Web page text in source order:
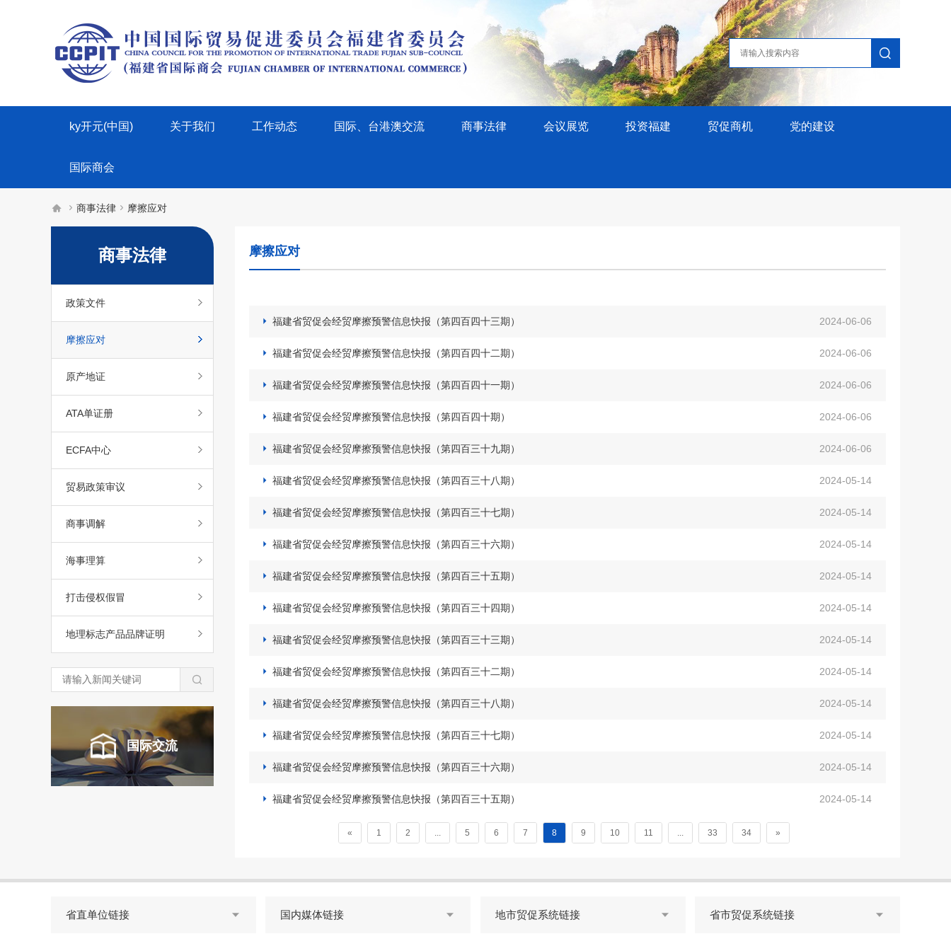
ky开元(中国) 关于我们 工作动态 国际、台港澳交流 商事法律 会议展览 投资福建 贸促商机 党的建设
国际商会
  商事法律  摩擦应对
商事法律
政策文件
摩擦应对
原产地证
ATA单证册
ECFA中心
贸易政策审议
商事调解
海事理算
打击侵权假冒
地理标志产品品牌证明
国际交流
摩擦应对
 福建省贸促会经贸摩擦预警信息快报（第四百四十三期） 2024-06-06
 福建省贸促会经贸摩擦预警信息快报（第四百四十二期） 2024-06-06
 福建省贸促会经贸摩擦预警信息快报（第四百四十一期） 2024-06-06
 福建省贸促会经贸摩擦预警信息快报（第四百四十期） 2024-06-06
 福建省贸促会经贸摩擦预警信息快报（第四百三十九期） 2024-06-06
 福建省贸促会经贸摩擦预警信息快报（第四百三十八期） 2024-05-14
 福建省贸促会经贸摩擦预警信息快报（第四百三十七期） 2024-05-14
 福建省贸促会经贸摩擦预警信息快报（第四百三十六期） 2024-05-14
 福建省贸促会经贸摩擦预警信息快报（第四百三十五期） 2024-05-14
 福建省贸促会经贸摩擦预警信息快报（第四百三十四期） 2024-05-14
 福建省贸促会经贸摩擦预警信息快报（第四百三十三期） 2024-05-14
 福建省贸促会经贸摩擦预警信息快报（第四百三十二期） 2024-05-14
 福建省贸促会经贸摩擦预警信息快报（第四百三十八期） 2024-05-14
 福建省贸促会经贸摩擦预警信息快报（第四百三十七期） 2024-05-14
 福建省贸促会经贸摩擦预警信息快报（第四百三十六期） 2024-05-14
 福建省贸促会经贸摩擦预警信息快报（第四百三十五期） 2024-05-14
« 1 2 ... 5 6 7 8 9 10 11 ... 33 34 »
省直单位链接  国内媒体链接  地市贸促系统链接  省市贸促系统链接 